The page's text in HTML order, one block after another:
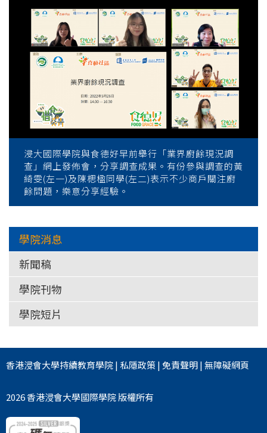
浸大國際學院與食德好早前舉行「業界廚餘現況調
查」網上發佈會，分享調查成果。有份參與調查的黃
綺雯(左一)及陳楒楹同學(左二)表示不少商戶關注廚
餘問題，樂意分享經驗。
學院消息
新聞稿
學院刊物
學院短片
香港浸會大學持續教育學院| 私隱政策|免責聲明|無障礙網頁
2026 香港浸會大學國際學院 版權所有